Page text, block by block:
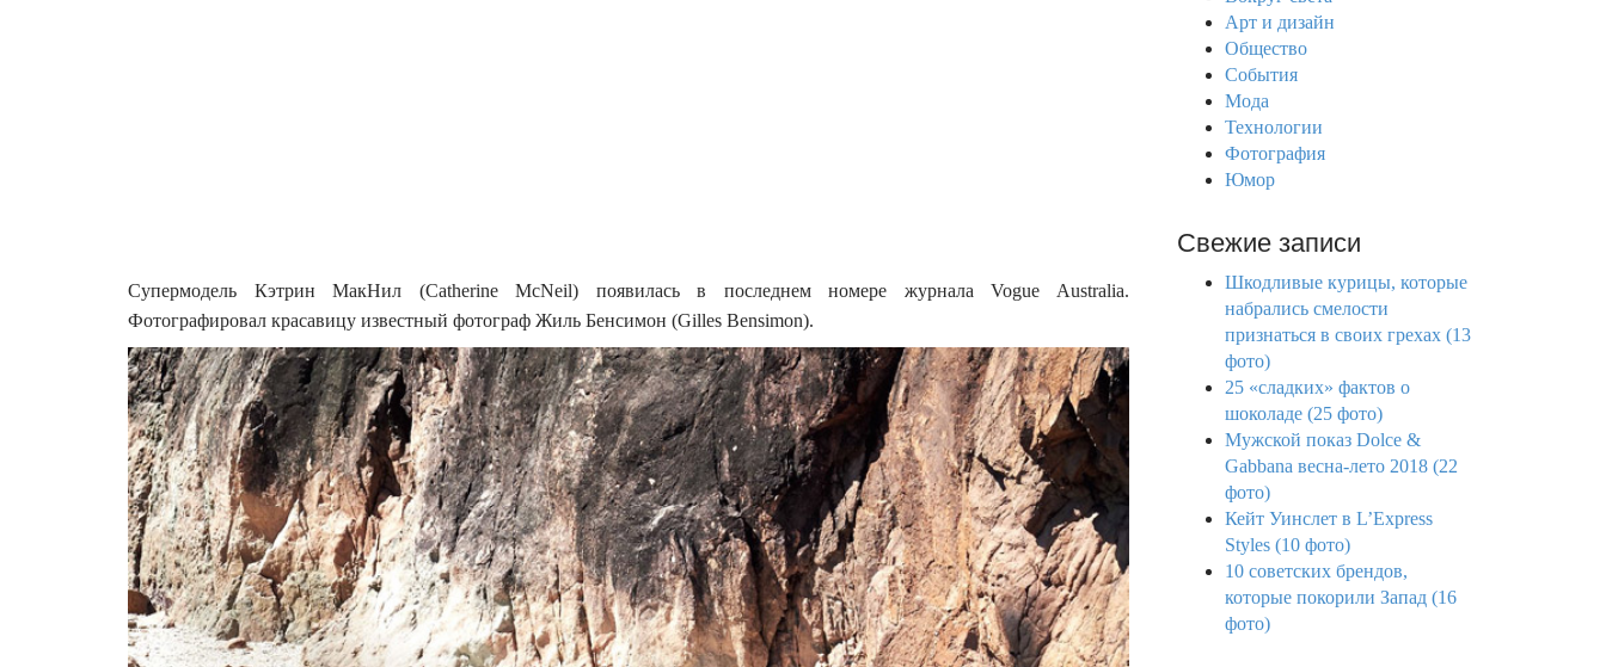
Супермодель Кэтрин МакНил (Catherine McNeil) появилась в последнем номере журнала Vogue Australia.
Фотографировал красавицу известный фотограф Жиль Бенсимон (Gilles Bensimon).
Арт и дизайн
Общество
События
Мода
Технологии
Фотография
Юмор
Свежие записи
Шкодливые курицы, которые
набрались смелости
признаться в своих грехах (13
фото)
25 «сладких» фактов о
шоколаде (25 фото)
Мужской показ Dolce &
Gabbana весна-лето 2018 (22
фото)
Кейт Уинслет в L’Express
Styles (10 фото)
10 советских брендов,
которые покорили Запад (16
фото)